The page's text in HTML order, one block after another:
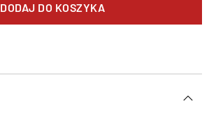
DODAJ DO KOSZYKA